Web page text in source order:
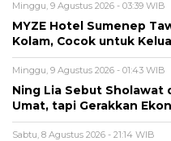
Minggu, 9 Agustus 2026 - 03:39 WIB
MYZE Hotel Sumenep
Kolam, Cocok untuk
Minggu, 9 Agustus 2026 - 01:43 WIB
Ning Lia Sebut Sholawat
Umat, tapi Gerakkan
Sabtu, 8 Agustus 2026 - 21:14 WIB